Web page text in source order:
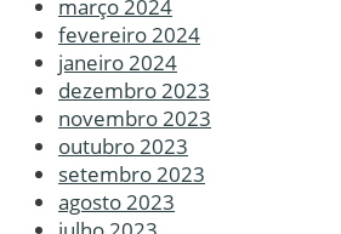
março 2024
fevereiro 2024
janeiro 2024
dezembro 2023
novembro 2023
outubro 2023
setembro 2023
agosto 2023